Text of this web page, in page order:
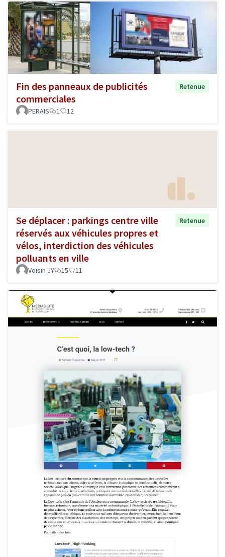
Fin des panneaux de publicités
commerciales
Retenue
PERAIS 1 12
Se déplacer : parkings centre ville
réservés aux véhicules propres et
vélos, interdiction des véhicules
polluants en ville
Retenue
Voisin JY 15 11